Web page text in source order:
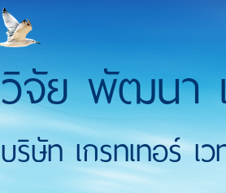
วิจัย พัฒนา
บริษัท เกรทเทอร์ เ